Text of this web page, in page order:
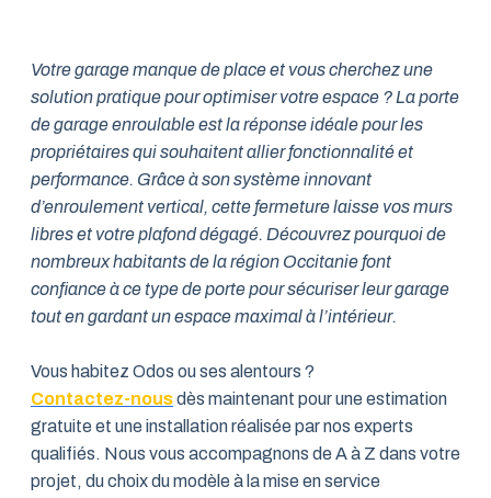
Votre garage manque de place et vous cherchez une
solution pratique pour optimiser votre espace ? La porte
de garage enroulable est la réponse idéale pour les
propriétaires qui souhaitent allier fonctionnalité et
performance. Grâce à son système innovant
d’enroulement vertical, cette fermeture laisse vos murs
libres et votre plafond dégagé. Découvrez pourquoi de
nombreux habitants de la région Occitanie font
confiance à ce type de porte pour sécuriser leur garage
tout en gardant un espace maximal à l’intérieur.
Vous habitez Odos ou ses alentours ?
Contactez-nousdès maintenant pour une estimation
gratuite et une installation réalisée par nos experts
qualifiés. Nous vous accompagnons de A à Z dans votre
projet, du choix du modèle à la mise en service